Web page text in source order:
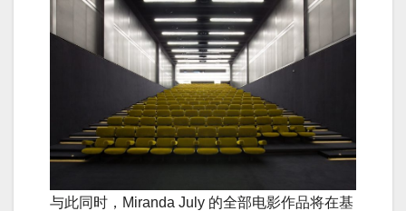
与此同时，Miranda July 的全部电影作品将在基